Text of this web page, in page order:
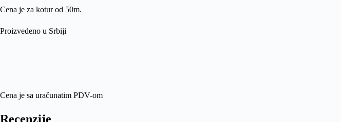
Cena je za kotur od 50m.
Proizvedeno u Srbiji
Cena je sa uračunatim PDV-om
Recenzije